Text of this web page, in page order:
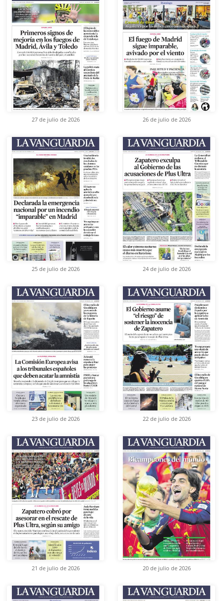
27 de julio de 2026 26 de julio de 2026
25 de julio de 2026 24 de julio de 2026
23 de julio de 2026 22 de julio de 2026
21 de julio de 2026 20 de julio de 2026